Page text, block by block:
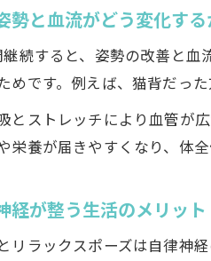
勢と血流がどう変化す
続すると、姿勢の改善と
めです。例えば、猫背だっ
とストレッチにより血管が
栄養が届きやすくなり、体
経が整う生活のメリット
リラックスポーズは自律神